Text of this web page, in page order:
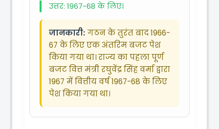
उत्तर: 1967-68 के लिए।
जानकारी: गठन के तुरंत बाद 1966-
67 के लिए एक अंतरिम बजट पेश
किया गया था। राज्य का पहला पूर्ण
बजट वित्त मंत्री रघुवेंद्र सिंह वर्मा द्वारा
1967 में वित्तीय वर्ष 1967-68 के लिए
पेश किया गया था।